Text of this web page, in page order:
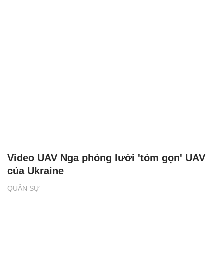
QUÂN SỰ
Video UAV Nga phóng lưới 'tóm gọn' UAV
của Ukraine